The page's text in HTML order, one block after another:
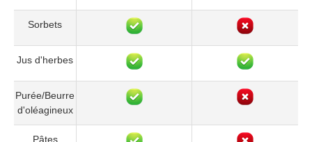
Sorbets
Jus d'herbes
Purée/Beurre
d'oléagineux
Pâtes